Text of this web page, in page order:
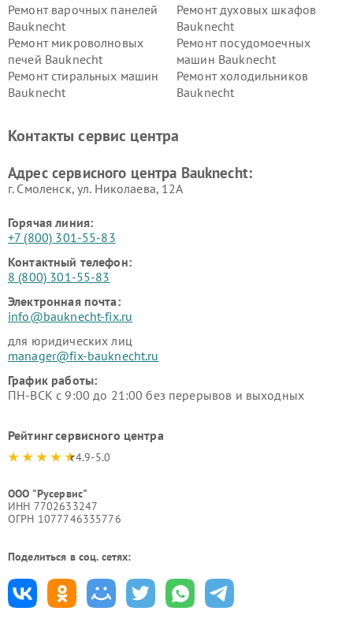
Ремонт варочных панелей
Bauknecht
Ремонт духовых шкафов
Bauknecht
Ремонт микроволновых
печей Bauknecht
Ремонт посудомоечных
машин Bauknecht
Ремонт стиральных машин
Bauknecht
Ремонт холодильников
Bauknecht
Контакты сервис центра
Адрес сервисного центра Bauknecht:
г. Смоленск, ул. Николаева, 12А
Горячая линия:
+7 (800) 301-55-83
Контактный телефон:
8 (800) 301-55-83
Электронная почта:
info@bauknecht-fix.ru
для юридических лиц
manager@fix-bauknecht.ru
График работы:
ПН-ВСК с 9:00 до 21:00 без перерывов и выходных
Рейтинг сервисного центра
4.9-5.0
ООО "Русервис"
ИНН 7702633247
ОГРН 1077746335776
Поделиться в соц. сетях: